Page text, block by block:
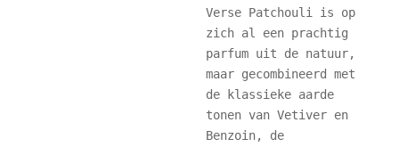
Verse Patchouli is op
zich al een prachtig
parfum uit de natuur,
maar gecombineerd met
de klassieke aarde
tonen van Vetiver en
Benzoin, de